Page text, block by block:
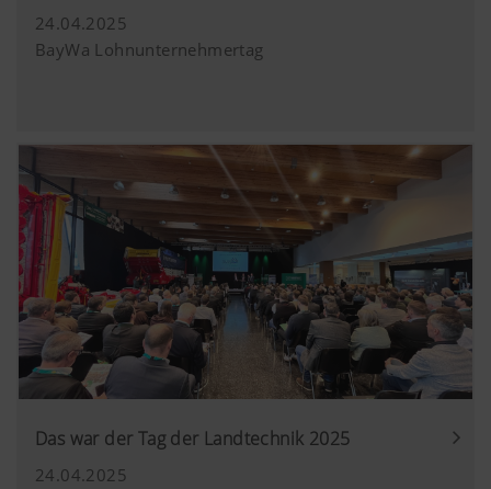
24.04.2025
BayWa Lohnunternehmertag
Das war der Tag der Landtechnik 2025
24.04.2025